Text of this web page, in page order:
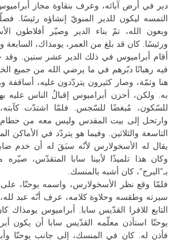
دير في أرض آبائه، وعرف بنقاوة مجاز
التمسه ليكون للدير المنويّ إنشاؤه رئيسًا.
وبعون الله، تمّ بناء الدير وصيّر أفلاطون
ورئيسًا. كان قد بلغ من العمر، يومذاك، السابعة
أقام أبراميوس في ذلك الدير عشر سنين. وقد
فيه رهبانًا دبّرهم في ما يرضي الله من جميع
هنا وثمّة، وصار كثيرون يتردّدون عليه، أساقفة
به. ولكن، أحزن أبراميوس إقبالُ الناس عليه
للسّكون، مُبغضًا للسّجس. فلمّا اشتدّت
وارتحل إلى بيت المقدس وليس معه من حطام
التاسعة والثلاثين. وفيما هو يتردّد في الأماكن
يقال له الأسخولارس لأنّه سبَقَ له أن خدم
وكان هذا تلميذًا لأبينا سابا المتقدّس،
بـ”البرج”، كان أشبه بالمنسك.
فلمّا وقع نظر الأسخولارس، واسمه يوحنّا،
سيرته وطقسه وحلاوة كلامه، عرف أنّه عبد لله،
التابع للافرا القدّيس سابا. أبراميوس
يوحنّا استأذن معلّمه القدّيس سابا أن يكون
فأذن له. كان في المنسك، إلى جانب يوحنّا